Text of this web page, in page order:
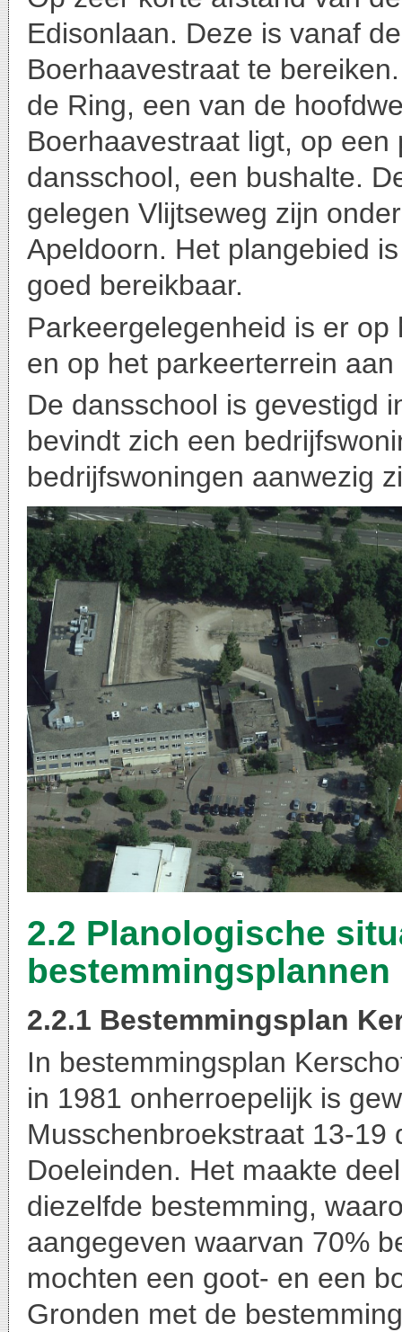
Edisonlaan. Deze is vanaf
Boerhaavestraat te
de Ring, een van de
Boerhaavestraat ligt, op
dansschool, een bushalte.
gelegen Vlijtseweg zijn
Apeldoorn. Het plangebied
goed bereikbaar.
Parkeergelegenheid is er
en op het parkeerterrein
De dansschool is gevestigd
bevindt zich een
bedrijfswoningen aanwezig
2.2 Planologische
bestemmingsplannen
2.2.1 Bestemmingsplan
In bestemmingsplan
in 1981 onherroepelijk is
Musschenbroekstraat 13-19
Doeleinden. Het maakte
diezelfde bestemming,
aangegeven waarvan 70%
mochten een goot- en een
Gronden met de